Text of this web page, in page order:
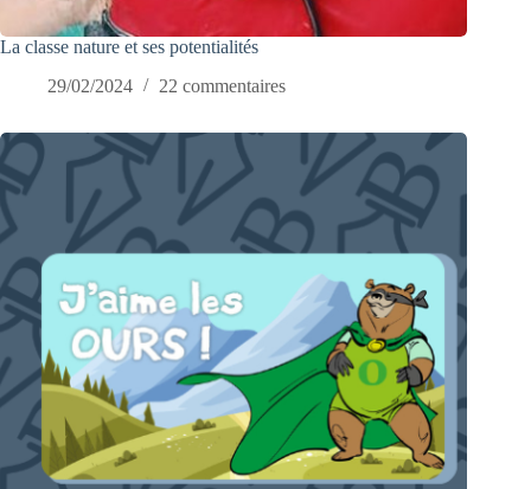
La classe nature et ses potentialités
29/02/2024
22 commentaires